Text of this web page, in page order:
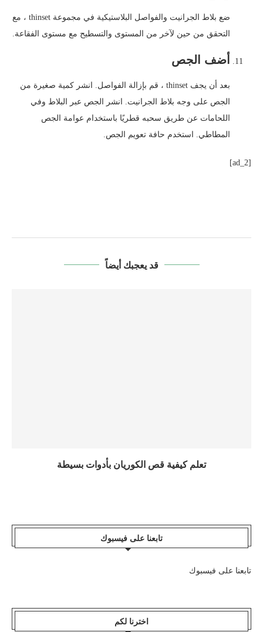
ضع بلاط الجرانيت والفواصل البلاستيكية في مجموعة thinset ، مع
التحقق من حين لآخر من المستوى والتسطيح مع مستوى الفقاعة.
أضف الجص
بعد أن يجف thinset ، قم بإزالة الفواصل. انشر كمية صغيرة من
الجص على وجه بلاط الجرانيت. انشر الجص عبر البلاط وفي
اللحامات عن طريق سحبه قطريًا باستخدام عوامة الجص
المطاطي. استخدم حافة تعويم الجص.
[ad_2]
قد يعجبك أيضاً
تعلم كيفية قص الكوريان بأدوات بسيطة
تابعنا على فيسبوك
تابعنا على فيسبوك
اخترنا لكم